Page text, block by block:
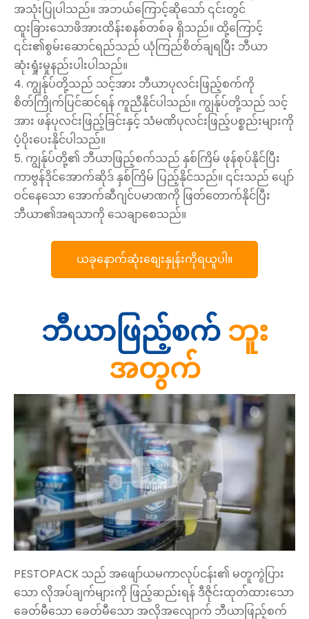
အသုံးပြုပါသည်။ အဘယ်ကြောင့်ဆိုသော် ၎င်းတွင်
ထူးခြားသောဖိအားထိန်းစနစ်တစ်ခု ရှိသည်။ ထို့ကြောင့်
၎င်း၏စွမ်းဆောင်ရည်သည် ယုံကြည်စိတ်ချရပြီး ဘီယာ
ဆုံးရှုံးမှုနည်းပါးပါသည်။
4. ကျွန်ုပ်တို့သည် သင့်အား ဘီယာပုလင်းဖြည့်စက်ကို
စိတ်ကြိုက်ပြင်ဆင်ရန် ကူညီနိုင်ပါသည်။ ကျွန်ုပ်တို့သည် သင့်
အား ဖန်ပုလင်းဖြည့်ခြင်းနှင့် သံမဏိပုလင်းဖြည့်ပစ္စည်းများကို
ပံ့ပိုးပေးနိုင်ပါသည်။
5. ကျွန်ုပ်တို့၏ ဘီယာဖြည့်စက်သည် နှစ်ကြိမ် ဖုန်စုပ်နိုင်ပြီး
ကာဗွန်ဒိုင်အောက်ဆိုဒ် နှစ်ကြိမ် ပြည့်နိုင်သည်။ ၎င်းသည် ပျော်
ဝင်နေသော အောက်ဆီဂျင်ပမာဏကို ဖြတ်တောက်နိုင်ပြီး
ဘီယာ၏အရသာကို သေချာစေသည်။
ယခုနောက်ဆုံးစျေးနှုန်းကိုရယူပါ။
ဘီယာဖြည့်စက်ဘူး
အတွက်
PESTOPACK သည် အဖျော်ယမကာလုပ်ငန်း၏ မတူကွဲပြား
သော လိုအပ်ချက်များကို ဖြည့်ဆည်းရန် ဒီဇိုင်းထုတ်ထားသော
ခေတ်မီသော ခေတ်မီသော အလိုအလျောက် ဘီယာဖြည့်စက်